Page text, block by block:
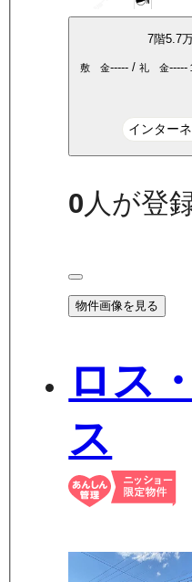
7階5.7
敷 金----- / 礼 金-----
インター
0 人が登
物件画像を見る
ロス
ス